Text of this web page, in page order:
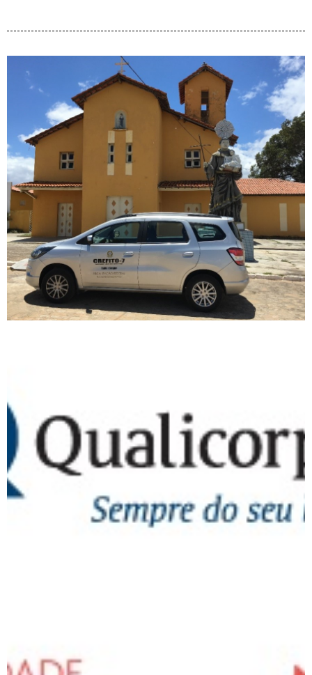
SERVIÇOS DE MUNICÍPIOS
DO SERTÃO SERGIPANO E
DO NORDESTE DA BAHIA
SÃO FISCALIZADOS PELO
CREFITO-7
Qualicorp